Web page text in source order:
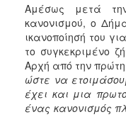
Αμέσως μετά
κανονισμού, ο
ικανοποίησή του
το συγκεκριμένο
Αρχή από την
ώστε να
έχει και μια
ένας κανονισμός